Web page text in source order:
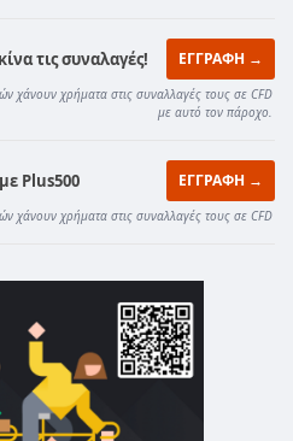
τις συναλαγές! ΕΓΓΡΑΦΗ →
χάνουν χρήματα στις συναλλαγές τους σε CFD
με αυτό τον πάροχο.
Plus500 ΕΓΓΡΑΦΗ →
χάνουν χρήματα στις συναλλαγές τους σε CFD